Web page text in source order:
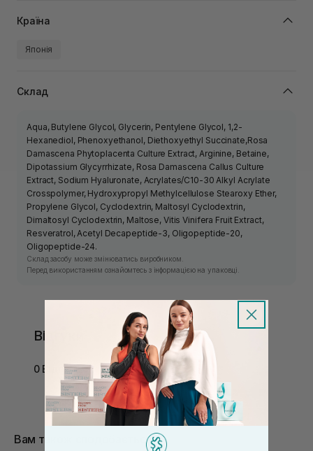
Країна
Японія
Склад
Aqua, Butylene Glycol, Glycerin, Pentylene Glycol, 1,2-
Hexanediol, Phenoxyethanol, Diethoxyethyl Succinate,Rosa
Damascena Phytoplacenta Culture Extract, Arginine, Betaine,
Dipotassium Glycyrrhizate, Rosa Damascena Callus Culture
Extract, Sodium Hyaluronate, Acrylates/C10-30 Alkyl Acrylate
Crosspolymer, Hydroxypropyl Methylcellulose Stearoxy Ether,
Propylene Glycol, Cyclodextrin, Maltosyl Cyclodextrin,
Dimaltosyl Cyclodextrin, Maltose, Vitis Vinifera Fruit Extract,
Resveratrol, Acetyl Decapeptide-3, Oligopeptide-20,
Oligopeptide-24.
Склад засобу може змінюватись виробником.
Перед використанням ознайомтесь з інформацією на упаковці.
Відгуки
0 Відгуків
Вам також сподобається